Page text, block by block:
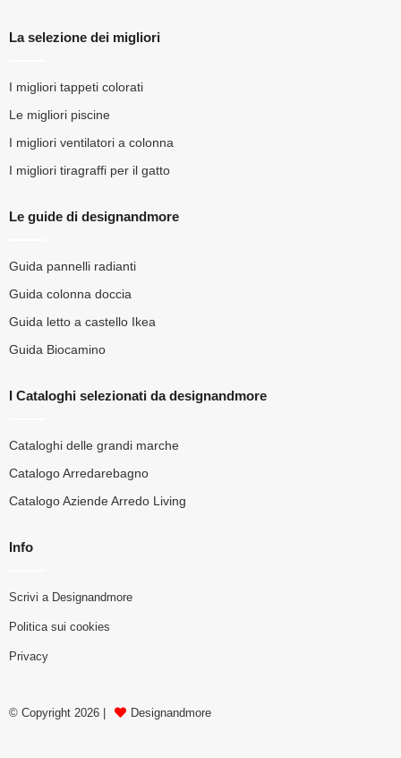
La selezione dei migliori
I migliori tappeti colorati
Le migliori piscine
I migliori ventilatori a colonna
I migliori tiragraffi per il gatto
Le guide di designandmore
Guida pannelli radianti
Guida colonna doccia
Guida letto a castello Ikea
Guida Biocamino
I Cataloghi selezionati da designandmore
Cataloghi delle grandi marche
Catalogo Arredarebagno
Catalogo Aziende Arredo Living
Info
Scrivi a Designandmore
Politica sui cookies
Privacy
© Copyright 2026 | Designandmore